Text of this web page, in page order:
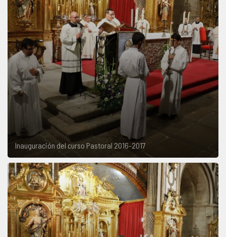
Inauguración del curso Pastoral 2016-2017